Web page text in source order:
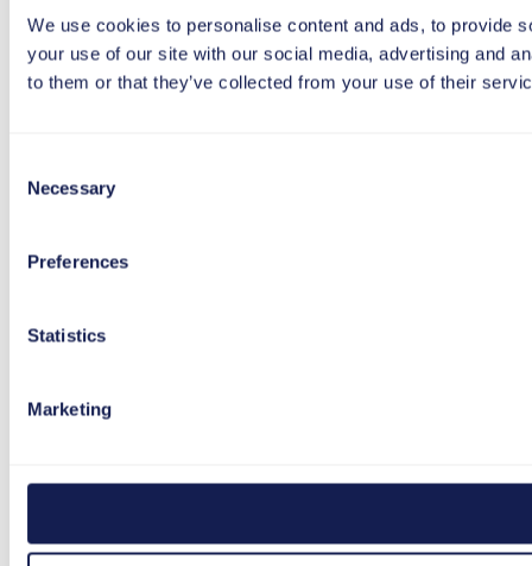
We use cookies to personalise content and ads, to provide
your use of our site with our social media, advertising and
to them or that they’ve collected from your use of their
Selection
Necessary
Preferences
Statistics
Marketing